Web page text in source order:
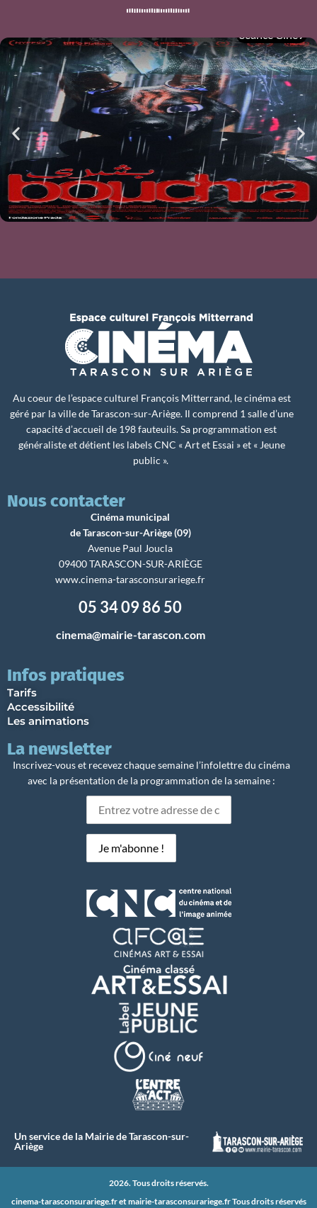
Ciné-atelier du mois de mai
BOUCHRA
mer 05/08
21h00
Au coeur de l’espace culturel François Mitterrand, le cinéma est
géré par la ville de Tarascon-sur-Ariège. Il comprend 1 salle d’une
capacité d’accueil de 198 fauteuils. Sa programmation est
généraliste et détient les labels CNC « Art et Essai » et « Jeune
public ».
Nous contacter
Cinéma municipal
de Tarascon-sur-Ariège (09)
Avenue Paul Joucla
09400 TARASCON-SUR-ARIÈGE
www.cinema-tarasconsurariege.fr
05 34 09 86 50
cinema@mairie-tarascon.com
Infos pratiques
Tarifs
Accessibilité
Les animations
La newsletter
Inscrivez-vous et recevez chaque semaine l’infolettre du cinéma
avec la présentation de la programmation de la semaine :
Un service de la Mairie de Tarascon-sur-
Ariège
2026. Tous droits réservés.
cinema-tarasconsurariege.fr etmairie-tarasconsurariege.frTous droits réservés